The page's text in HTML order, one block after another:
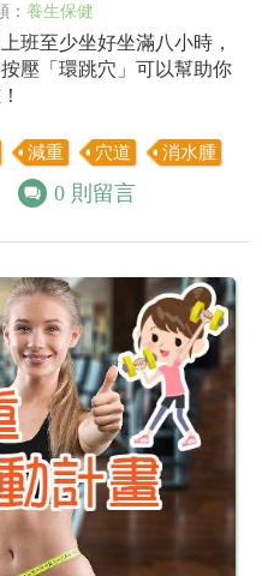
： 養生保健
班至少坐好坐滿八小時，
壓「環跳穴」可以幫助你
減重 穴道 消水腫
0 則留言